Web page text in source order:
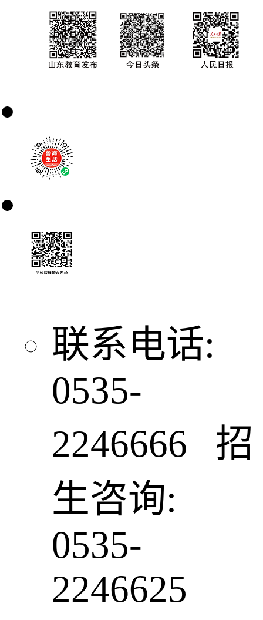
联系电话:
0535-
2246666 招
生咨询:
0535-
2246625